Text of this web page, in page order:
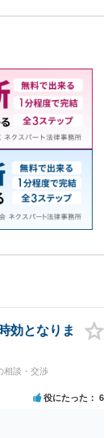
効となりま
相談・交渉
役にたった 6